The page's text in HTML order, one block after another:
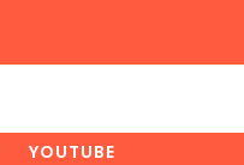
YOUTUBE